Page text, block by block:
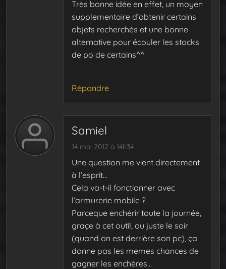
Très bonne idée en effet, un moyen
supplementaire d’obtenir certains
objets recherchés et une bonne
alternative pour écouler les stocks
de po de certains^^
Répondre
Samiel
14 mai 2012 à 14h34
Une question me vient directement
à l’esprit…
Cela va-t-il fonctionner avec
l’armurerie mobile ?
Parceque enchérir toute la journée,
graçe à cet outil, ou juste le soir
(quand on est derrière son pc), ça
donne pas les memes chances de
gagner les enchères…